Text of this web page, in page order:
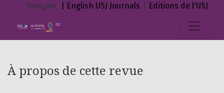
À propos de cette revue
Français | English USJ Journals Editions de l'USJ
À propos de cette revue